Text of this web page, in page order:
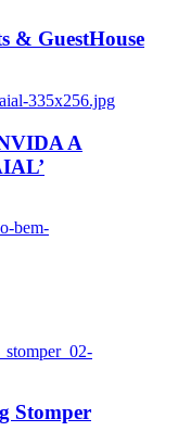
& GuestHouse
335x256.jpg
A
bem-
Stomper